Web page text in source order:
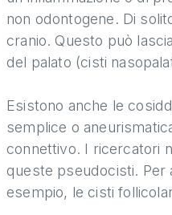
non odontogene. Di
cranio. Questo può
del palato (cisti
Esistono anche le
semplice o
connettivo. I ricercatori
queste pseudocisti. Per
esempio, le cisti